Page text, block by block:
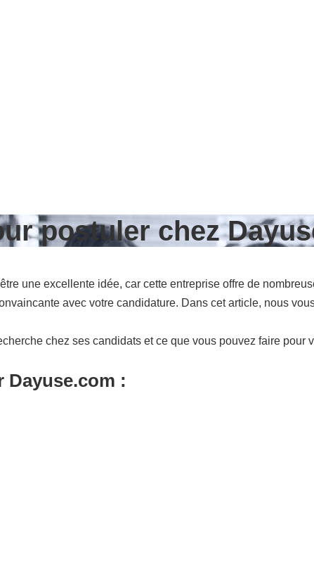
postuler chez
une excellente idée, car cette entreprise offre de
avec votre candidature. Dans cet article, nous
chez ses candidats et ce que vous pouvez faire pour
Dayuse.com :